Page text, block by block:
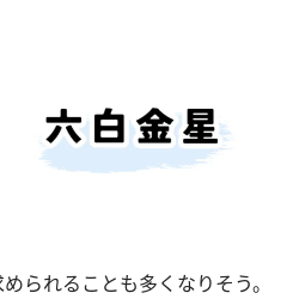
られることも多くなりそう。